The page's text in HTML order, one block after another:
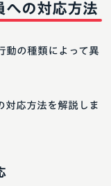
への対応方法
動の種類によって異
対応方法を解説しま